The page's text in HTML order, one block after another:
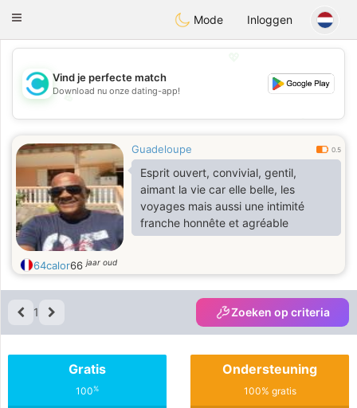
olombiaCitas
Toggle
Mode Inloggen
💖
💕
Vind je perfecte match
Download nu onze dating-app!
Guadeloupe 0.5
Esprit ouvert, convivial, gentil,
aimant la vie car elle belle, les
voyages mais aussi une intimité
franche honnête et agréable
64calor66jaar oud
1 Zoeken op criteria
Gratis
100%
Ondersteuning
100% gratis